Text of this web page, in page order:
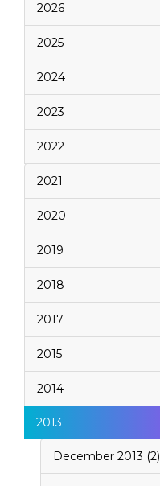
2026
2025
2024
2023
2022
2021
2020
2019
2018
2017
2015
2014
2013
December 2013 (2)